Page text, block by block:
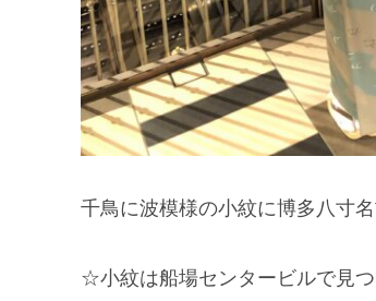
千鳥に波模様の小紋に博多八寸
☆小紋は船場センタービルで見